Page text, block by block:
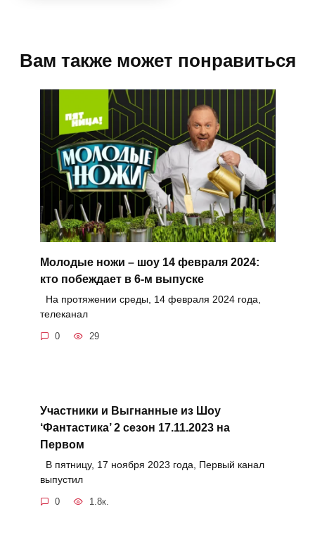
Вам также может понравиться
Молодые ножи – шоу 14 февраля 2024:
кто побеждает в 6-м выпуске
На протяжении среды, 14 февраля 2024 года,
телеканал
0 29
Участники и Выгнанные из Шоу
‘Фантастика’ 2 сезон 17.11.2023 на
Первом
В пятницу, 17 ноября 2023 года, Первый канал
выпустил
0 1.8к.